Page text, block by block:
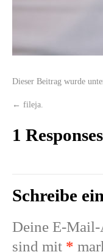
Dieser Beitrag wurde
← fileja.
1
Schreibe
Deine E-
sind mit *